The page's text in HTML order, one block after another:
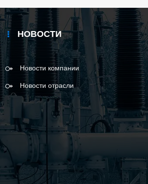
НОВОСТИ
Новости компании
Новости отрасли